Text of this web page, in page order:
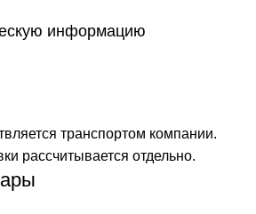
информацию
транспортом компании.
рассчитывается отдельно.